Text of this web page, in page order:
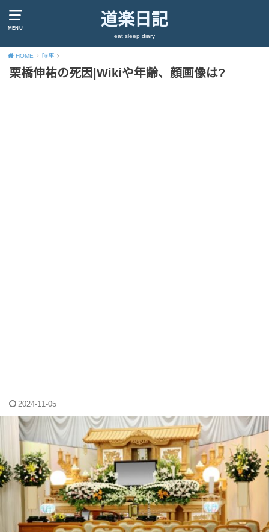
MENU 道楽日記
eat sleep diary
HOME 時事
栗橋伸祐の死因|Wikiや年齢、顔画像は?
2024-11-05